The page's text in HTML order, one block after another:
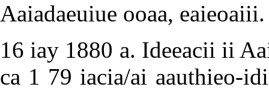
Aaiadaeuiue ooaa, eaieoaiii.
16 iay 1880 a. Ideeacii ii
ca 1 79 iacia/ai aauthieo-